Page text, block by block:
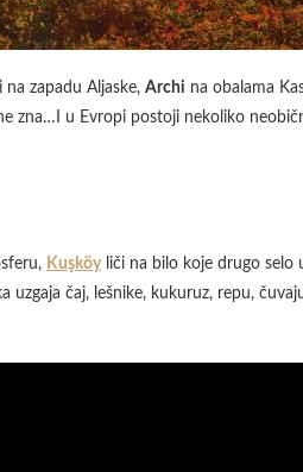
zapadu Aljaske, Archi na obalama
zna…I u Evropi postoji nekoliko
Kuşköyliči na bilo koje drugo selo
uzgaja čaj, lešnike, kukuruz, repu,